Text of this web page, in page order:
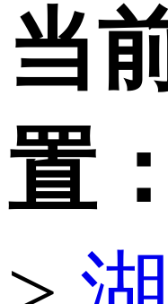
当
置：